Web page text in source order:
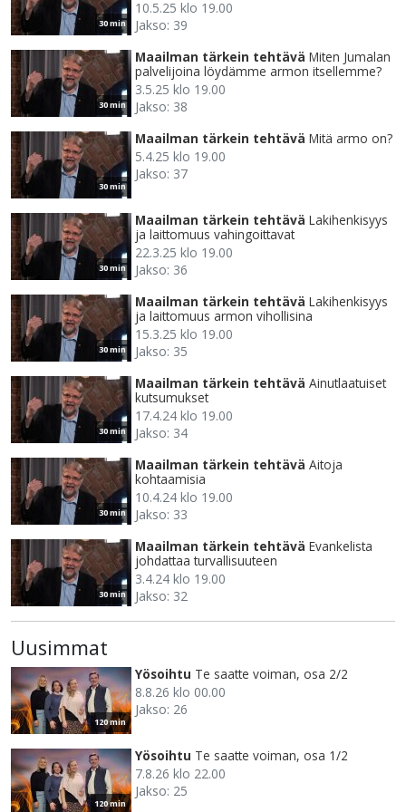
30 min
10.5.25 klo 19.00
Jakso: 39
30 min
Maailman tärkein tehtävä Miten Jumalan
palvelijoina löydämme armon itsellemme?
3.5.25 klo 19.00
Jakso: 38
30 min
Maailman tärkein tehtävä Mitä armo on?
5.4.25 klo 19.00
Jakso: 37
30 min
Maailman tärkein tehtävä Lakihenkisyys
ja laittomuus vahingoittavat
22.3.25 klo 19.00
Jakso: 36
30 min
Maailman tärkein tehtävä Lakihenkisyys
ja laittomuus armon vihollisina
15.3.25 klo 19.00
Jakso: 35
30 min
Maailman tärkein tehtävä Ainutlaatuiset
kutsumukset
17.4.24 klo 19.00
Jakso: 34
30 min
Maailman tärkein tehtävä Aitoja
kohtaamisia
10.4.24 klo 19.00
Jakso: 33
30 min
Maailman tärkein tehtävä Evankelista
johdattaa turvallisuuteen
3.4.24 klo 19.00
Jakso: 32
Uusimmat
120 min
Yösoihtu Te saatte voiman, osa 2/2
8.8.26 klo 00.00
Jakso: 26
120 min
Yösoihtu Te saatte voiman, osa 1/2
7.8.26 klo 22.00
Jakso: 25